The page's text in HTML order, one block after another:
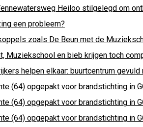
Heiloo stilgelegd om
een probleem?
zoals De Beun met de
Muziekschool en bieb krijgen toch
helpen elkaar: buurtcentrum gevuld
(64) opgepakt voor brandstichting in
(64) opgepakt voor brandstichting in
(64) opgepakt voor brandstichting in